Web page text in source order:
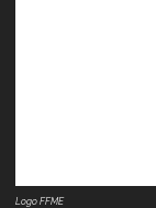
Logo FFME